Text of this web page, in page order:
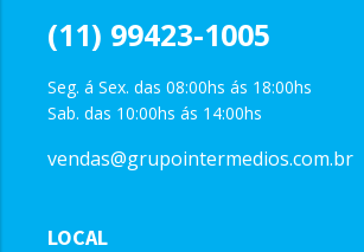
(11) 99423-1005
Seg. á Sex. das 08:00hs ás 18:00hs
Sab. das 10:00hs ás 14:00hs
vendas@grupointermedios.com.br
LOCAL